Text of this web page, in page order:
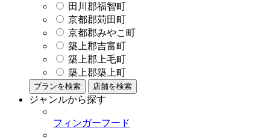
田川郡福智町
京都郡苅田町
京都郡みやこ町
築上郡吉富町
築上郡上毛町
築上郡築上町
プランを検索 店舗を検索
ジャンルから探す
フィンガーフード